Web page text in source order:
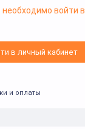
войти в
в личный кабинет
и оплаты